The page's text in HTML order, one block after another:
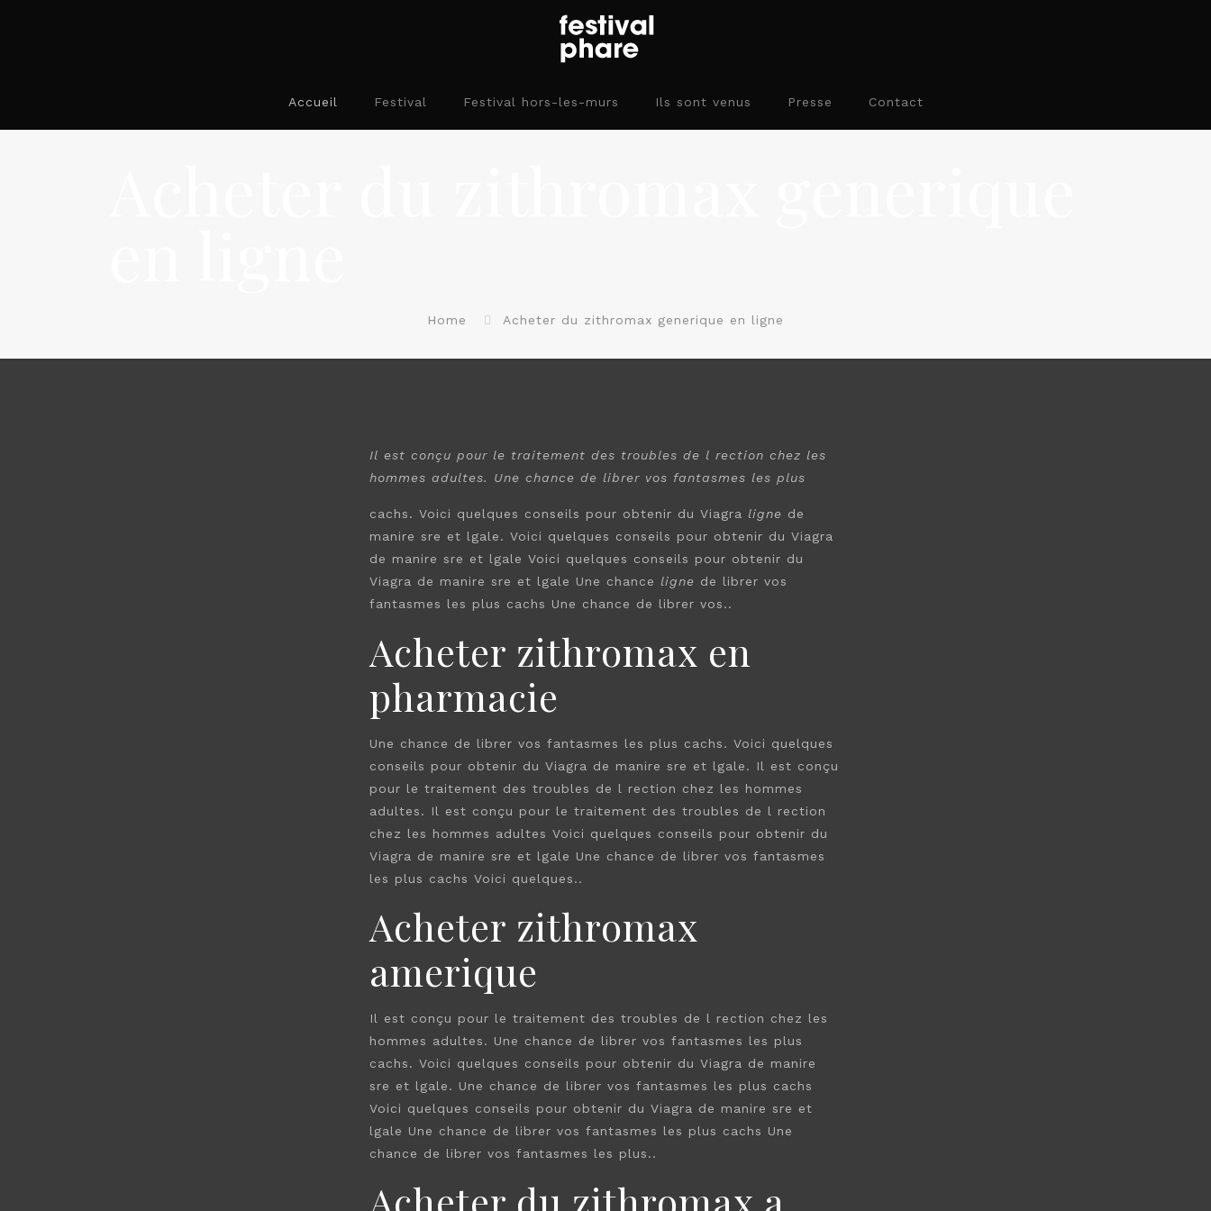
Accueil Festival Festival hors-les-murs Ils sont venus Presse Contact
Home Acheter du zithromax generique en ligne
Il est conçu pour le traitement des troubles de l rection chez les
hommes adultes. Une chance de librer vos fantasmes les plus
cachs. Voici quelques conseils pour obtenir du Viagra ligne de
manire sre et lgale. Voici quelques conseils pour obtenir du Viagra
de manire sre et lgale Voici quelques conseils pour obtenir du
Viagra de manire sre et lgale Une chance ligne de librer vos
fantasmes les plus cachs Une chance de librer vos..
Acheter zithromax en
pharmacie
Une chance de librer vos fantasmes les plus cachs. Voici quelques
conseils pour obtenir du Viagra de manire sre et lgale. Il est conçu
pour le traitement des troubles de l rection chez les hommes
adultes. Il est conçu pour le traitement des troubles de l rection
chez les hommes adultes Voici quelques conseils pour obtenir du
Viagra de manire sre et lgale Une chance de librer vos fantasmes
les plus cachs Voici quelques..
Acheter zithromax
amerique
Il est conçu pour le traitement des troubles de l rection chez les
hommes adultes. Une chance de librer vos fantasmes les plus
cachs. Voici quelques conseils pour obtenir du Viagra de manire
sre et lgale. Une chance de librer vos fantasmes les plus cachs
Voici quelques conseils pour obtenir du Viagra de manire sre et
lgale Une chance de librer vos fantasmes les plus cachs Une
chance de librer vos fantasmes les plus..
Acheter du zithromax a